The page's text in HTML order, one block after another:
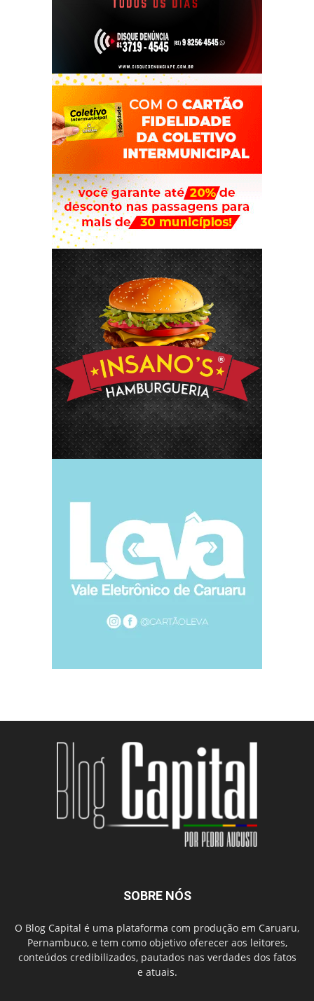
SOBRE NÓS
O Blog Capital é uma plataforma com produção em Caruaru,
Pernambuco, e tem como objetivo oferecer aos leitores,
conteúdos credibilizados, pautados nas verdades dos fatos
e atuais.